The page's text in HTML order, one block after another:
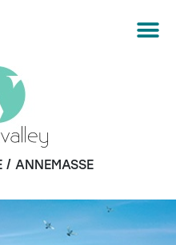
/ ANNEMASSE